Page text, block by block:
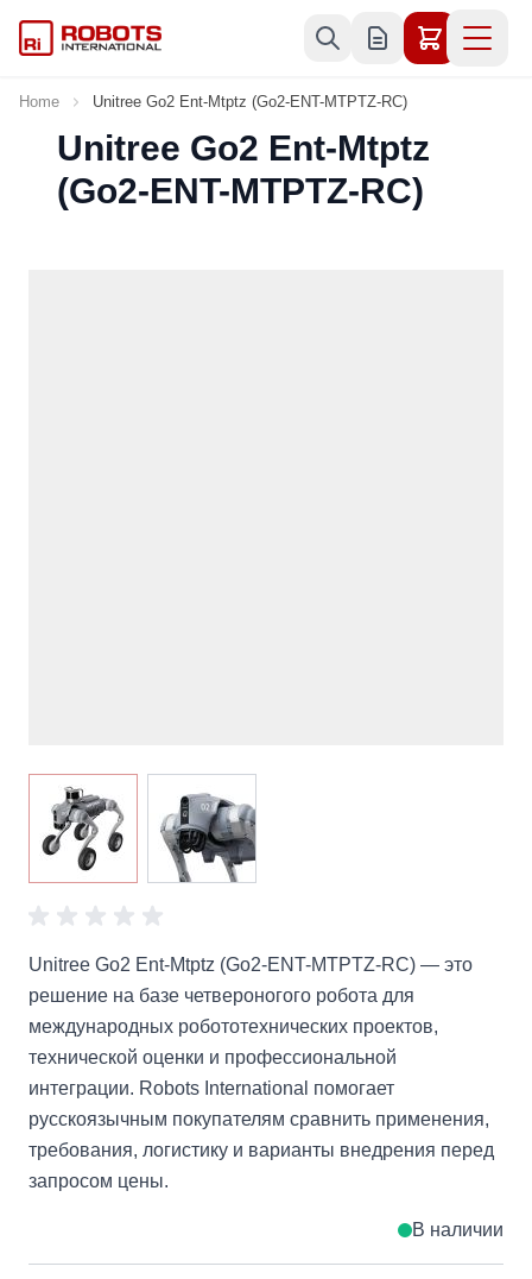
Home Unitree Go2 Ent-Mtptz (Go2-ENT-MTPTZ-RC)
Unitree Go2 Ent-Mtptz
(Go2-ENT-MTPTZ-RC)
View larger image
Unitree Go2 Ent-Mtptz (Go2-ENT-MTPTZ-RC) — это
решение на базе четвероногого робота для
международных робототехнических проектов,
технической оценки и профессиональной
интеграции. Robots International помогает
русскоязычным покупателям сравнить применения,
требования, логистику и варианты внедрения перед
запросом цены.
В наличии